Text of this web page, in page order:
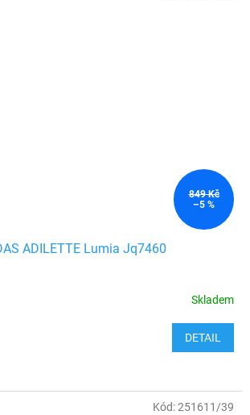
849 Kč
–5 %
ADILETTE Lumia Jq7460
Skladem
DETAIL
Kód:251611/39